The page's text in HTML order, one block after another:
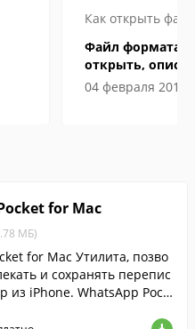
Как открыть файл
Файл формата
открыть,
особенности
04 февраля 2019
for Mac
МБ)
for Mac Утилита, позво
и сохранять перепис
из iPhone. WhatsApp Pock